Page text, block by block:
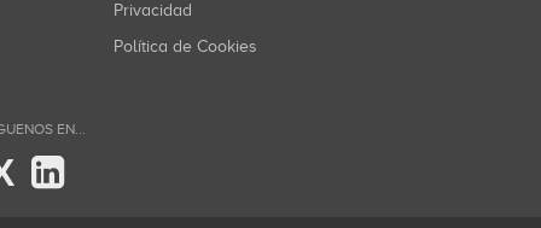
Privacidad
Política de Cookies
EN...